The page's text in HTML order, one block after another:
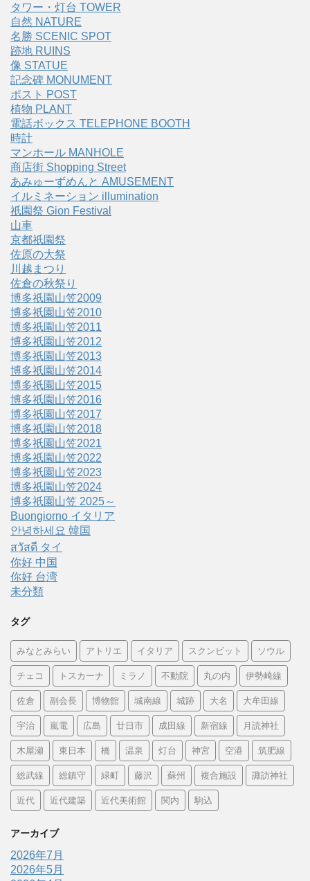
タワー・灯台 TOWER
自然 NATURE
名勝 SCENIC SPOT
跡地 RUINS
像 STATUE
記念碑 MONUMENT
ポスト POST
植物 PLANT
電話ボックス TELEPHONE BOOTH
時計
マンホール MANHOLE
商店街 Shopping Street
あみゅーずめんと AMUSEMENT
イルミネーション illumination
祇園祭 Gion Festival
山車
京都祇園祭
佐原の大祭
川越まつり
佐倉の秋祭り
博多祇園山笠2009
博多祇園山笠2010
博多祇園山笠2011
博多祇園山笠2012
博多祇園山笠2013
博多祇園山笠2014
博多祇園山笠2015
博多祇園山笠2016
博多祇園山笠2017
博多祇園山笠2018
博多祇園山笠2021
博多祇園山笠2022
博多祇園山笠2023
博多祇園山笠2024
博多祇園山笠 2025～
Buongiorno イタリア
안녕하세요 韓国
สวัสดี タイ
你好 中国
你好 台湾
未分類
タグ
みなとみらい アトリエ イタリア スクンビット ソウル
チェコ トスカーナ ミラノ 不動院 丸の内 伊勢崎線
佐倉 副会長 博物館 城南線 城跡 大名 大牟田線
宇治 嵐電 広島 廿日市 成田線 新宿線 月読神社
木屋瀬 東日本 橋 温泉 灯台 神宮 空港 筑肥線
総武線 総鎮守 緑町 藤沢 蘇州 複合施設 諏訪神社
近代 近代建築 近代美術館 関内 駒込
アーカイブ
2026年7月
2026年5月